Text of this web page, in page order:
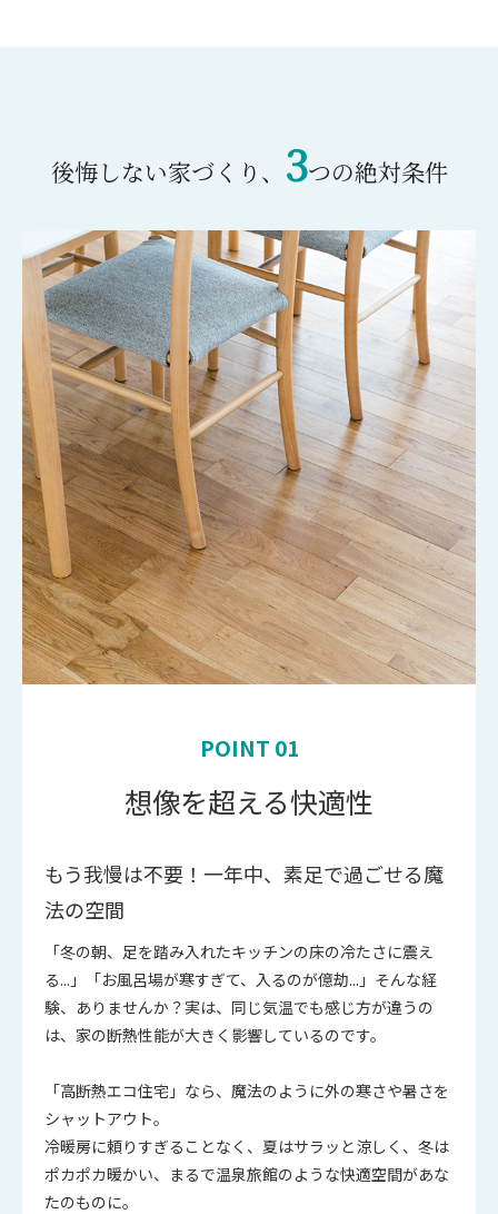
後悔しない家づくり、 3つの絶対条件
POINT 01
想像を超える快適性
もう我慢は不要！一年中、素足で過ごせる魔
法の空間
「冬の朝、足を踏み入れたキッチンの床の冷たさに震え
る...」「お風呂場が寒すぎて、入るのが億劫...」そんな経
験、ありませんか？実は、同じ気温でも感じ方が違うの
は、家の断熱性能が大きく影響しているのです。
「高断熱エコ住宅」なら、魔法のように外の寒さや暑さを
シャットアウト。
冷暖房に頼りすぎることなく、夏はサラッと涼しく、冬は
ポカポカ暖かい、まるで温泉旅館のような快適空間があな
たのものに。